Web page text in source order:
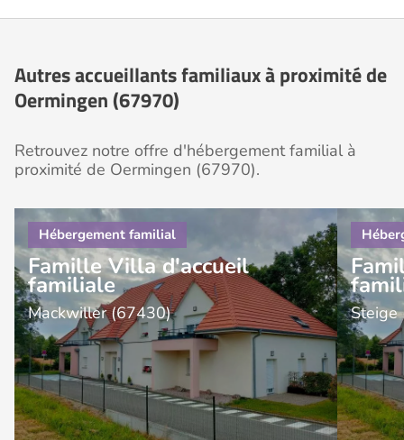
Autres accueillants familiaux à proximité de
Oermingen (67970)
Retrouvez notre offre d'hébergement familial à
proximité de Oermingen (67970).
Famille Villa d'accueil
familiale
Mackwiller (67430)